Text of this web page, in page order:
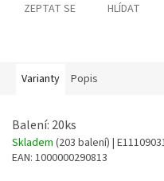
ZEPTAT SE HLÍDAT
Varianty Popis
Balení: 20ks
Skladem (203 balení) |
EAN: 1000000290813